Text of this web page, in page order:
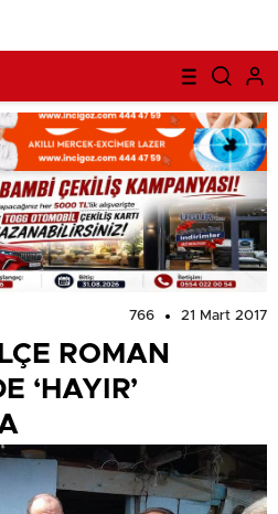
766 21 Mart 2017
ROMAN
‘HAYIR’